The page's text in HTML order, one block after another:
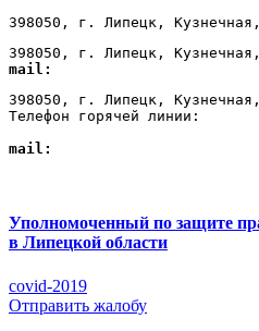
398050, г. Липецк,
398050, г. Липецк,
mail:
398050, г. Липецк,
Телефон горячей линии:
mail:
Уполномоченный по защите
в Липецкой области
covid-2019
Отправить жалобу